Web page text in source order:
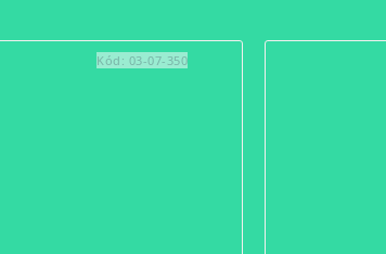
Kód: 03-07-350